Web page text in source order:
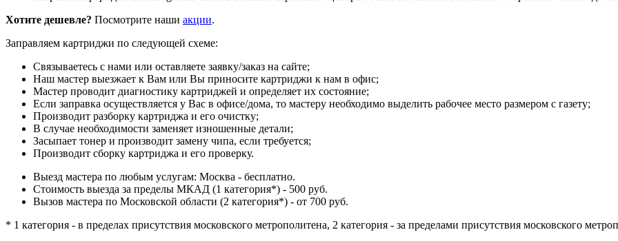
Хотите дешевле? Посмотрите наши акции.
Заправляем картриджи по следующей схеме:
Связываетесь с нами или оставляете заявку/заказ на сайте;
Наш мастер выезжает к Вам или Вы приносите картриджи к нам в офис;
Мастер проводит диагностику картриджей и определяет их состояние;
Если заправка осуществляется у Вас в офисе/дома, то мастеру необходимо выделить рабочее место размером с газету;
Производит разборку картриджа и его очистку;
В случае необходимости заменяет изношенные детали;
Засыпает тонер и производит замену чипа, если требуется;
Производит сборку картриджа и его проверку.
Выезд мастера по любым услугам: Москва - бесплатно.
Стоимость выезда за пределы МКАД (1 категория*) - 500 руб.
Вызов мастера по Московской области (2 категория*) - от 700 руб.
* 1 категория - в пределах присутствия московского метрополитена, 2 категория - за пределами присутствия московского